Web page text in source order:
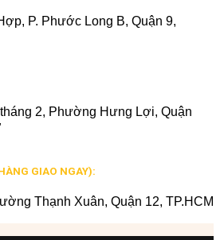
P. Phước Long B, Quận 9,
2, Phường Hưng Lợi, Quận
GIAO NGAY):
Thạnh Xuân, Quận 12, TP.HCM